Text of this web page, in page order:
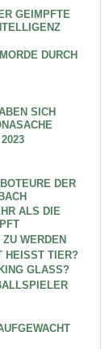
GEIMPFTE
DURCH
SICH
DER
ALS DIE
WERDEN
HEISST TIER?
GLASS?